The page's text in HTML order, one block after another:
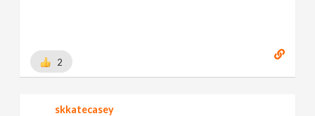
2
skkatecasey